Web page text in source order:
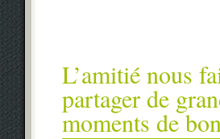
L’amitié nous
partager de
moments de